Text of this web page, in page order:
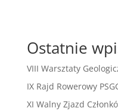
Ostatnie
VIII Warsztaty
IX Rajd Rowerowy
XI Walny Zjazd